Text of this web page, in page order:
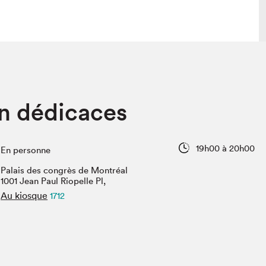
Programmation dans la ville
Vidéos et balados
dédicaces
En personne
19h00 à 20h00
Palais des congrès de Montréal
1001 Jean Paul Riopelle Pl,
Au kiosque 1712